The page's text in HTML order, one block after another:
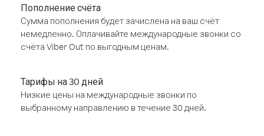
Пополнение счёта
Сумма пополнения будет зачислена на ваш счёт
немедленно. Оплачивайте международные звонки со
счёта Viber Out по выгодным ценам.
Тарифы на 30 дней
Низкие цены на международные звонки по
выбранному направлению в течение 30 дней.